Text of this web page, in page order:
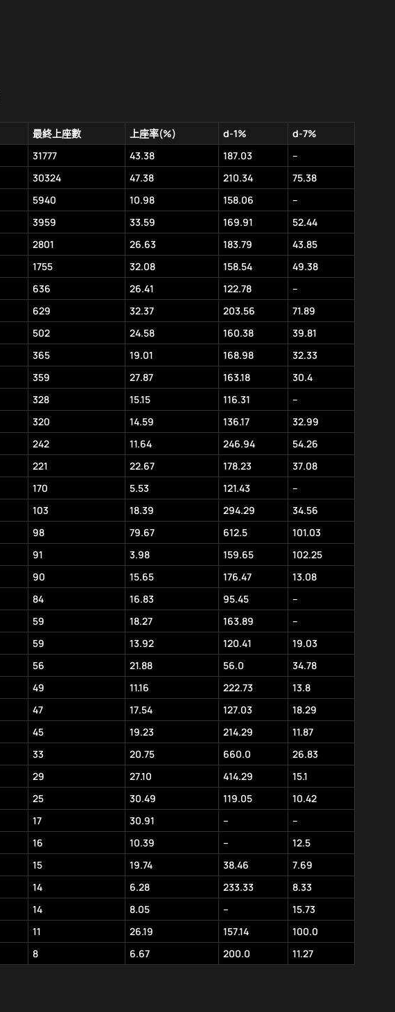
最終上座數 上座率(%) d-1%
d-7%
31777 43.38 187.03
–
30324 47.38 210.34
75.38
5940 10.98 158.06
–
3959 33.59 169.91
52.44
2801 26.63 183.79
43.85
1755 32.08 158.54
49.38
636 26.41 122.78
–
629 32.37 203.56
71.89
502 24.58 160.38
39.81
365 19.01 168.98
32.33
359 27.87 163.18
30.4
328 15.15 116.31
–
320 14.59 136.17
32.99
242 11.64 246.94
54.26
221 22.67 178.23
37.08
170 5.53 121.43
–
103 18.39 294.29
34.56
98 79.67 612.5
101.03
91 3.98 159.65
102.25
90 15.65 176.47
13.08
84 16.83 95.45
–
59 18.27 163.89
–
59 13.92 120.41
19.03
56 21.88 56.0
34.78
49 11.16 222.73
13.8
47 17.54 127.03
18.29
45 19.23 214.29
11.87
33 20.75 660.0
26.83
29 27.10 414.29
15.1
25 30.49 119.05
10.42
17 30.91 –
–
16 10.39 –
12.5
15 19.74 38.46
7.69
14 6.28 233.33
8.33
14 8.05 –
15.73
11 26.19 157.14
100.0
8 6.67 200.0 11.27